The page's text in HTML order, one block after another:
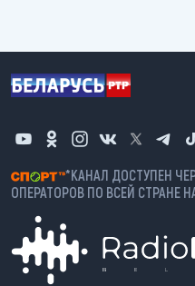
*КАНАЛ ДОСТУПЕН
ОПЕРАТОРОВ ПО ВСЕЙ СТРАНЕ